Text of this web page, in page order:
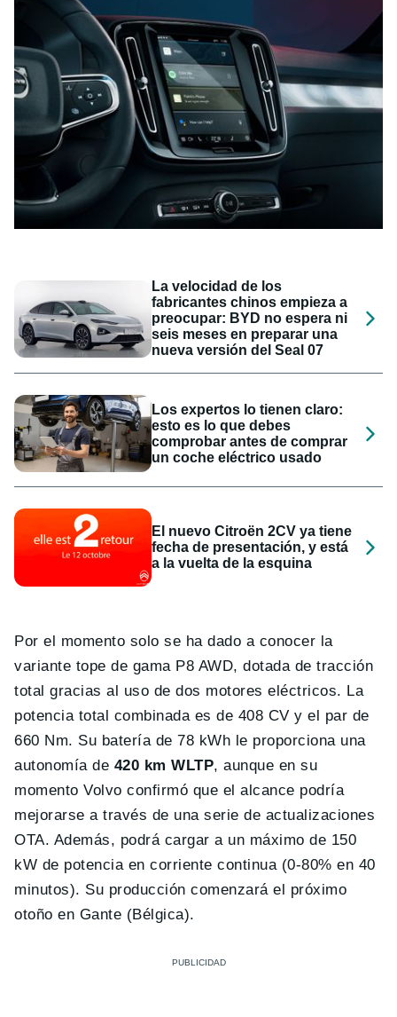
La velocidad de los
fabricantes chinos empieza a
preocupar: BYD no espera ni
seis meses en preparar una
nueva versión del Seal 07
Los expertos lo tienen claro:
esto es lo que debes
comprobar antes de comprar
un coche eléctrico usado
El nuevo Citroën 2CV ya tiene
fecha de presentación, y está
a la vuelta de la esquina
Por el momento solo se ha dado a conocer la
variante tope de gama P8 AWD, dotada de tracción
total gracias al uso de dos motores eléctricos. La
potencia total combinada es de 408 CV y el par de
660 Nm. Su batería de 78 kWh le proporciona una
autonomía de 420 km WLTP, aunque en su
momento Volvo confirmó que el alcance podría
mejorarse a través de una serie de actualizaciones
OTA. Además, podrá cargar a un máximo de 150
kW de potencia en corriente continua (0-80% en 40
minutos). Su producción comenzará el próximo
otoño en Gante (Bélgica).